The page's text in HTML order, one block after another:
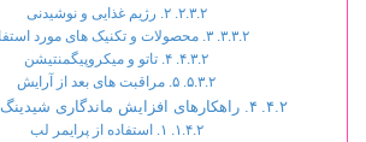
۲. رژیم غذایی و نوشیدنی
۳. محصولات و تکنیک های مورد استفاده
۴. تاتو و میکروپیگمنتیشن
۵. مراقبت های بعد از آرایش
۴. راهکارهای افزایش ماندگاری شیدینگ و کانتور لب
۱. استفاده از پرایمر لب